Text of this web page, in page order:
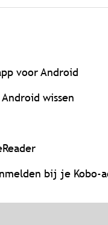
voor Android
wissen
bij je Kobo-